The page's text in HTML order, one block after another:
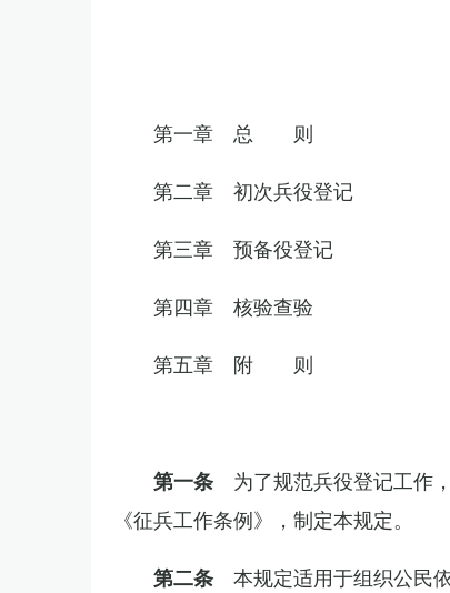
第一章 总 则
第二章 初次兵役登记
第三章 预备役登记
第四章 核验查验
第五章 附 则
第一条 为了规范兵役登记工作
《征兵工作条例》，制定本规定。
第二条 本规定适用于组织公民